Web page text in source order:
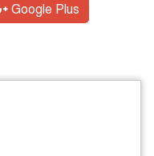
Google Plus